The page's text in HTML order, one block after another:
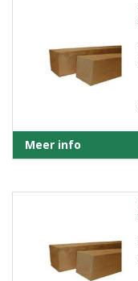
Meer info